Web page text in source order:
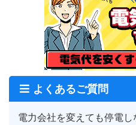
よくあるご質問
電力会社を変えても停電し